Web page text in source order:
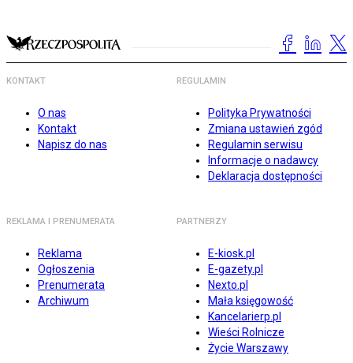
KONTAKT
O nas
Kontakt
Napisz do nas
REGULAMIN
Polityka Prywatności
Zmiana ustawień zgód
Regulamin serwisu
Informacje o nadawcy
Deklaracja dostępności
REKLAMA I PRENUMERATA
Reklama
Ogłoszenia
Prenumerata
Archiwum
PARTNERZY
E-kiosk.pl
E-gazety.pl
Nexto.pl
Mała księgowość
Kancelarierp.pl
Wieści Rolnicze
Życie Warszawy